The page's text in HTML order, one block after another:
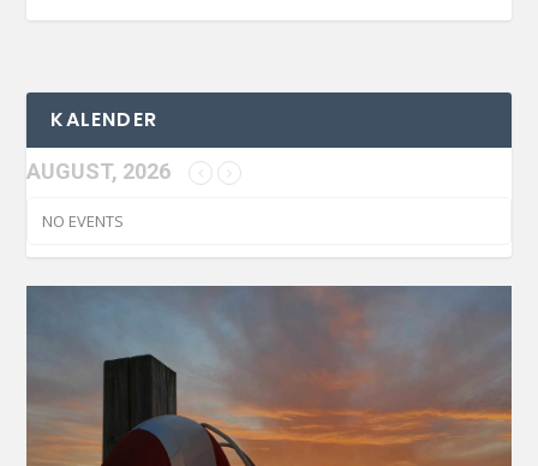
KALENDER
AUGUST, 2026
NO EVENTS